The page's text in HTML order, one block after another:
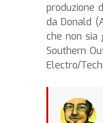
produzione
da Donald
che non sia
Southern
Electro/